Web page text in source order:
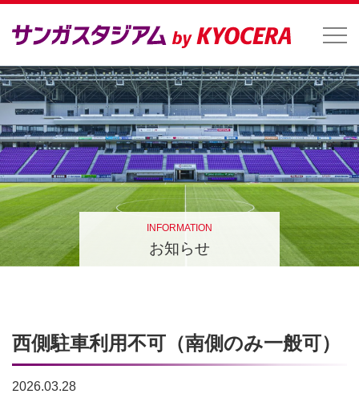
INFORMATION
お知らせ
西側駐車利用不可（南側のみ一般可）
2026.03.28